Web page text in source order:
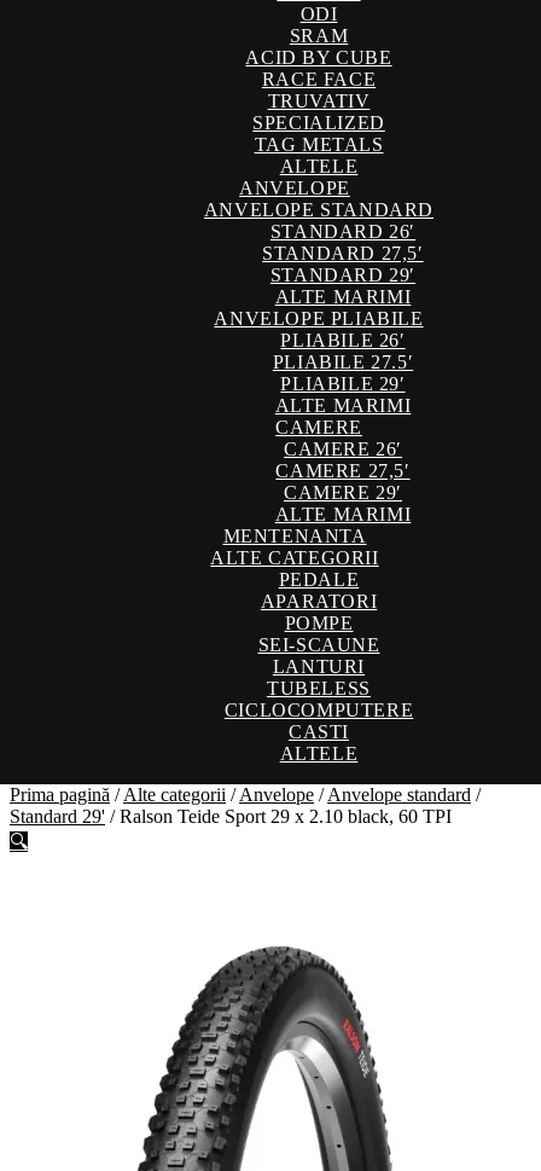
ODI
SRAM
ACID BY CUBE
RACE FACE
TRUVATIV
SPECIALIZED
TAG METALS
ALTELE
ANVELOPE
ANVELOPE STANDARD
STANDARD 26′
STANDARD 27,5′
STANDARD 29′
ALTE MARIMI
ANVELOPE PLIABILE
PLIABILE 26′
PLIABILE 27.5′
PLIABILE 29′
ALTE MARIMI
CAMERE
CAMERE 26′
CAMERE 27,5′
CAMERE 29′
ALTE MARIMI
MENTENANTA
ALTE CATEGORII
PEDALE
APARATORI
POMPE
SEI-SCAUNE
LANTURI
TUBELESS
CICLOCOMPUTERE
CASTI
ALTELE
Prima pagină /Alte categorii /Anvelope /Anvelope standard /
Standard 29' /Ralson Teide Sport 29 x 2.10 black, 60 TPI
🔍